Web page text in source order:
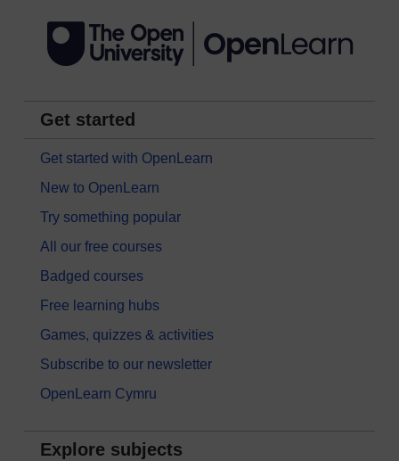
Get started
Get started with OpenLearn
New to OpenLearn
Try something popular
All our free courses
Badged courses
Free learning hubs
Games, quizzes & activities
Subscribe to our newsletter
OpenLearn Cymru
Explore subjects